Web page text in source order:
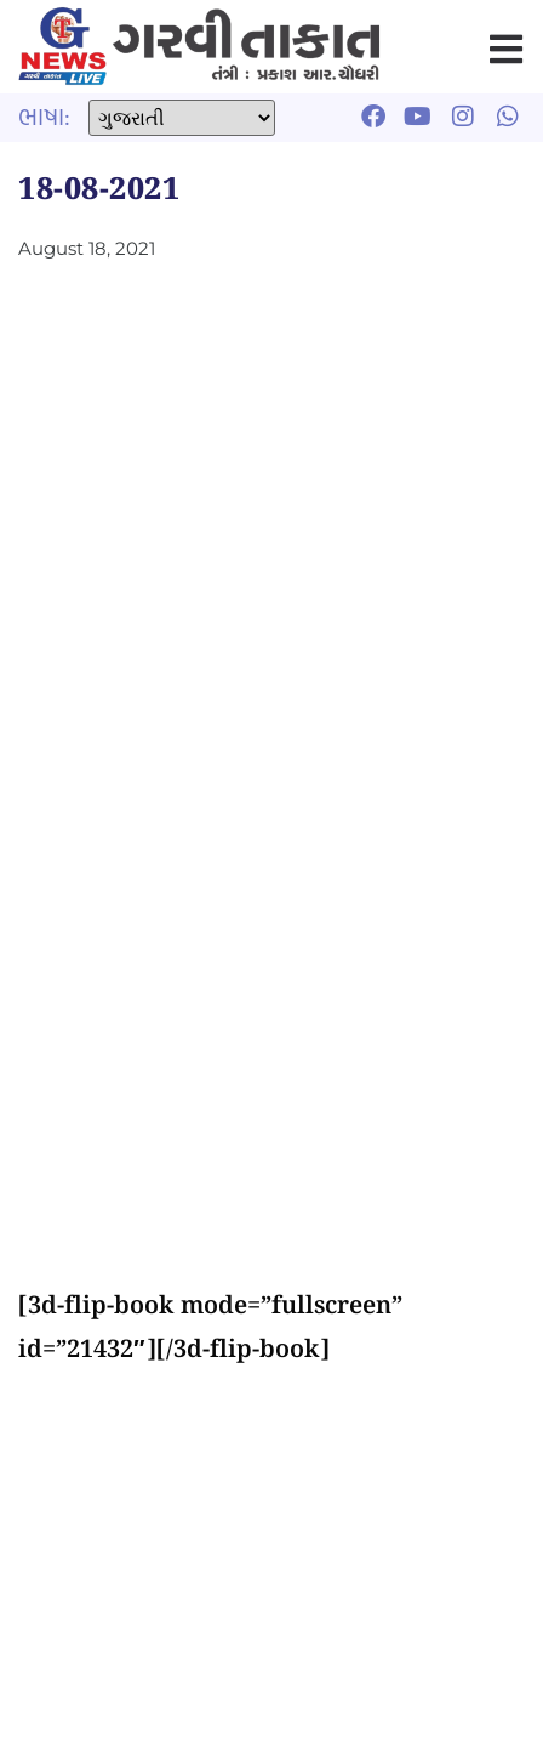
ભાષા:
18-08-2021
August 18, 2021
[3d-flip-book mode=”fullscreen”
id=”21432″][/3d-flip-book]